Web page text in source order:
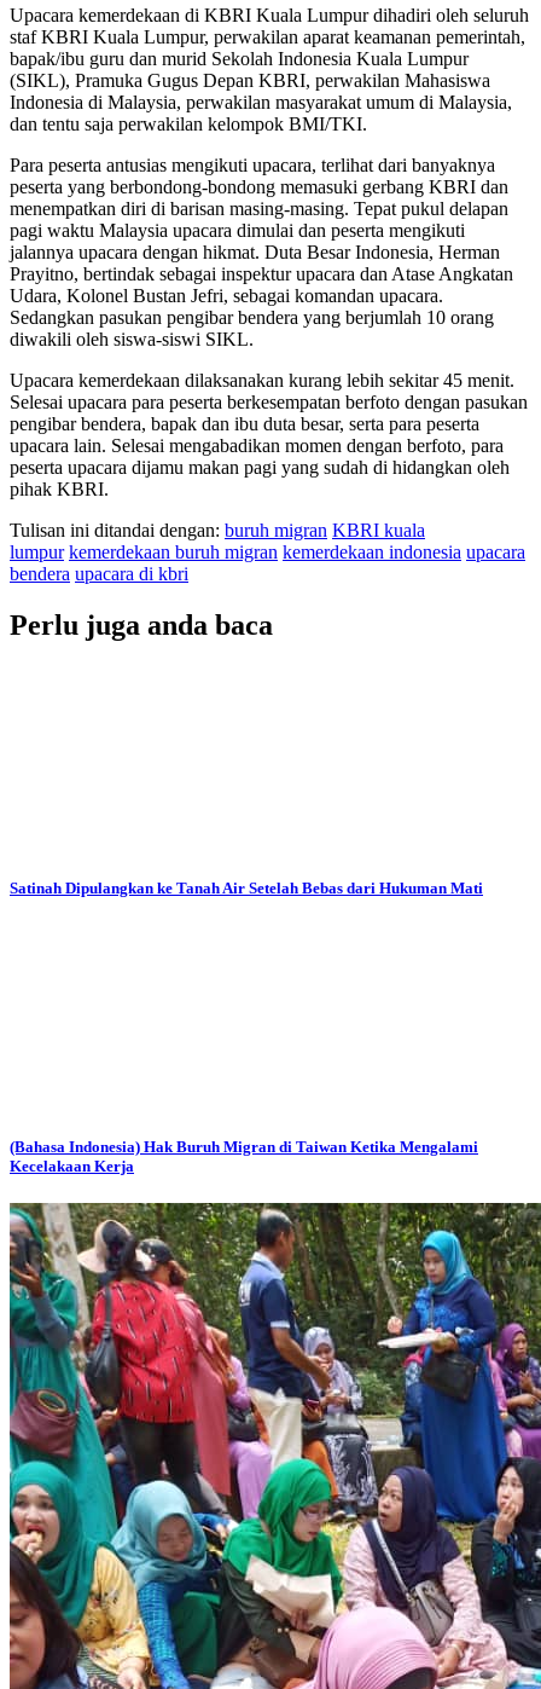
Upacara kemerdekaan di KBRI Kuala Lumpur dihadiri oleh seluruh
staf KBRI Kuala Lumpur, perwakilan aparat keamanan pemerintah,
bapak/ibu guru dan murid Sekolah Indonesia Kuala Lumpur
(SIKL), Pramuka Gugus Depan KBRI, perwakilan Mahasiswa
Indonesia di Malaysia, perwakilan masyarakat umum di Malaysia,
dan tentu saja perwakilan kelompok BMI/TKI.
Para peserta antusias mengikuti upacara, terlihat dari banyaknya
peserta yang berbondong-bondong memasuki gerbang KBRI dan
menempatkan diri di barisan masing-masing. Tepat pukul delapan
pagi waktu Malaysia upacara dimulai dan peserta mengikuti
jalannya upacara dengan hikmat. Duta Besar Indonesia, Herman
Prayitno, bertindak sebagai inspektur upacara dan Atase Angkatan
Udara, Kolonel Bustan Jefri, sebagai komandan upacara.
Sedangkan pasukan pengibar bendera yang berjumlah 10 orang
diwakili oleh siswa-siswi SIKL.
Upacara kemerdekaan dilaksanakan kurang lebih sekitar 45 menit.
Selesai upacara para peserta berkesempatan berfoto dengan pasukan
pengibar bendera, bapak dan ibu duta besar, serta para peserta
upacara lain. Selesai mengabadikan momen dengan berfoto, para
peserta upacara dijamu makan pagi yang sudah di hidangkan oleh
pihak KBRI.
Tulisan ini ditandai dengan: buruh migran KBRI kuala
lumpur kemerdekaan buruh migran kemerdekaan indonesia upacara
bendera upacara di kbri
Perlu juga anda baca
Satinah Dipulangkan ke Tanah Air Setelah Bebas dari Hukuman Mati
(Bahasa Indonesia) Hak Buruh Migran di Taiwan Ketika Mengalami
Kecelakaan Kerja